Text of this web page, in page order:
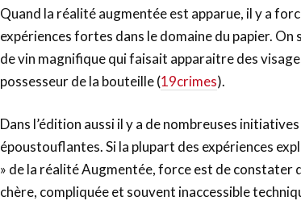
Quand la réalité augmentée est apparue, il y a
expériences fortes dans le domaine du papier.
de vin magnifique qui faisait apparaitre des
possesseur de la bouteille (19crimes).
Dans l’édition aussi il y a de nombreuses
époustouflantes. Si la plupart des expériences
» de la réalité Augmentée, force est de constater
chère, compliquée et souvent inaccessible